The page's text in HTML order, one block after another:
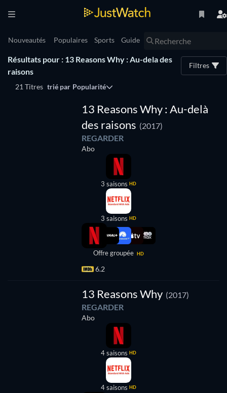
Nouveautés Populaires Sports Guide
Résultats pour : 13 Reasons Why : Au-dela des
raisons
Filtres
21 Titres trié par Popularité
Série
13 Reasons Why : Au-delà
des raisons (2017)
REGARDER
Abo
3 saisons HD
3 saisons HD
Offre groupée HD
6.2
13 Reasons Why (2017)
REGARDER
Abo
4 saisons HD
4 saisons HD